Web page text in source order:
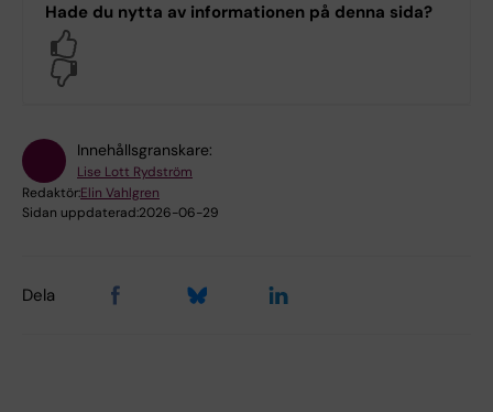
Hade du nytta av informationen på denna sida?
Innehållsgranskare:
Lise Lott Rydström
Redaktör:Elin Vahlgren
Sidan uppdaterad:2026-06-29
Dela